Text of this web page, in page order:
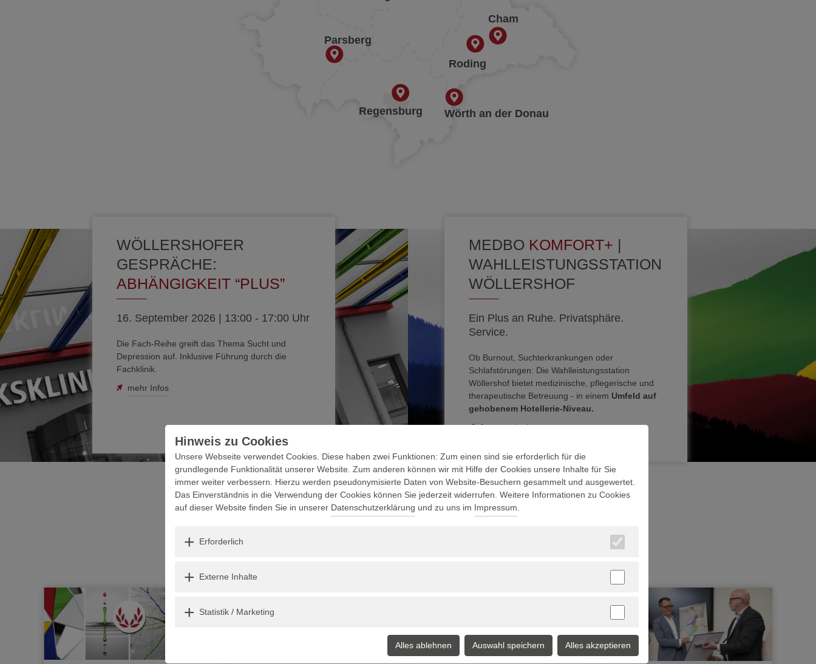
Cham
Regensburg
Parsberg
Roding
Wörth an der Donau
WÖLLERSHOFER
GESPRÄCHE:
ABHÄNGIGKEIT “PLUS”
16. September 2026 | 13:00 - 17:00 Uhr
Die Fach-Reihe greift das Thema Sucht und
Depression auf. Inklusive Führung durch die
Fachklinik.
mehr Infos
MEDBO KOMFORT+ |
WAHLLEISTUNGSSTATION
WÖLLERSHOF
Ein Plus an Ruhe. Privatsphäre.
Service.
Ob Burnout, Suchterkrankungen oder
Schlafstörungen: Die Wahlleistungsstation
Wöllershof bietet medizinische, pflegerische und
therapeutische Betreuung - in einem Umfeld auf
gehobenem Hotellerie‑Niveau.
Jetzt entdecken
& Jugendpsychiatrie eröffnet: Weiden startet mit hoher Nachfrage
Hinweis zu Cookies
Unsere Webseite verwendet Cookies. Diese haben zwei Funktionen: Zum einen sind sie erforderlich für die
grundlegende Funktionalität unserer Website. Zum anderen können wir mit Hilfe der Cookies unsere Inhalte für Sie
immer weiter verbessern. Hierzu werden pseudonymisierte Daten von Website-Besuchern gesammelt und ausgewertet.
Das Einverständnis in die Verwendung der Cookies können Sie jederzeit widerrufen. Weitere Informationen zu Cookies
auf dieser Website finden Sie in unserer Datenschutzerklärung und zu uns im Impressum
Erforderlich
Externe Inhalte
Statistik / Marketing
Statistik / Marketing
Alles ablehnen Auswahl speichern Alles akzeptieren